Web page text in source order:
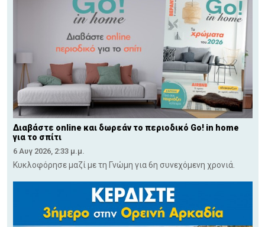
Διαβάστε online και δωρεάν το περιοδικό Go! in home
για το σπίτι
6 Αυγ 2026, 2:33 μ.μ.
Κυκλοφόρησε μαζί με τη Γνώμη για 6η συνεχόμενη χρονιά.